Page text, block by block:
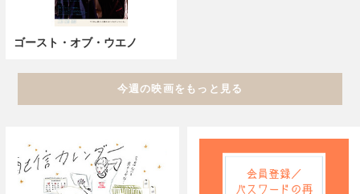
ゴースト・オブ・ウエノ
今週の映画をもっと見る